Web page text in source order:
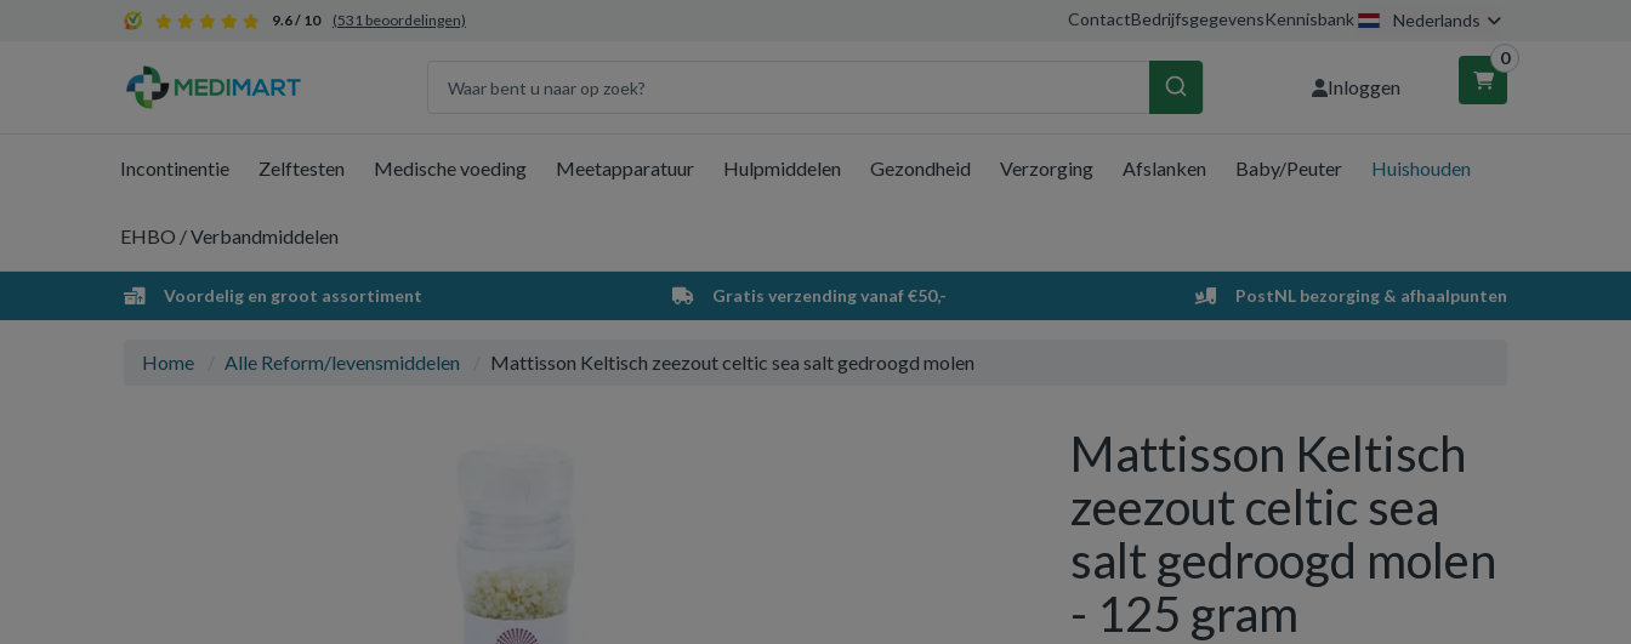
9.6 / 10 (531 beoordelingen) ContactBedrijfsgegevensKennisbank Nederlands
Inloggen
0
Winkelwagen
Uw winkelwagen is leeg.
Vul hem met producten.
Incontinentie Zelftesten Medische voeding Meetapparatuur Hulpmiddelen Gezondheid Verzorging Afslanken Baby/Peuter Huishouden
EHBO / Verbandmiddelen
Voordelig en groot assortiment Gratis verzending vanaf €50,- PostNL bezorging & afhaalpunten
Home Alle Reform/levensmiddelen Mattisson Keltisch zeezout celtic sea salt gedroogd molen
Mattisson Keltisch
zeezout celtic sea
salt gedroogd molen
- 125 gram